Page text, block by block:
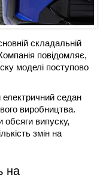
складальній
повідомляє,
моделі поступово
седан
виробництва.
випуску,
змін на
на